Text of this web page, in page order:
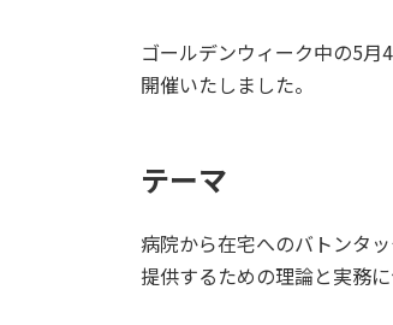
新
ゴールデンウィーク中の5
開催いたしました。
テーマ
病院から在宅へのバトンタ
提供するための理論と実務